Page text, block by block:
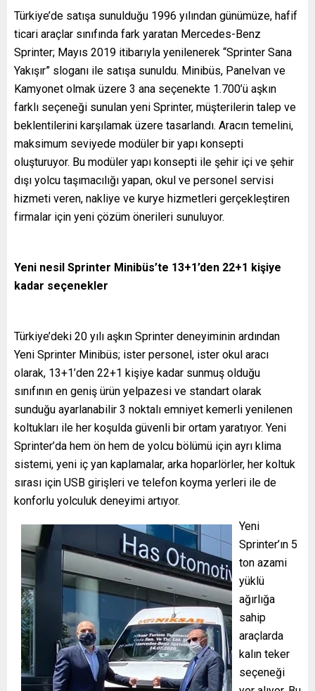
Türkiye’de satışa sunulduğu 1996 yılından günümüze, hafif
ticari araçlar sınıfında fark yaratan Mercedes-Benz
Sprinter; Mayıs 2019 itibarıyla yenilenerek “Sprinter Sana
Yakışır” sloganı ile satışa sunuldu. Minibüs, Panelvan ve
Kamyonet olmak üzere 3 ana seçenekte 1.700’ü aşkın
farklı seçeneği sunulan yeni Sprinter, müşterilerin talep ve
beklentilerini karşılamak üzere tasarlandı. Aracın temelini,
maksimum seviyede modüler bir yapı konsepti
oluşturuyor. Bu modüler yapı konsepti ile şehir içi ve şehir
dışı yolcu taşımacılığı yapan, okul ve personel servisi
hizmeti veren, nakliye ve kurye hizmetleri gerçekleştiren
firmalar için yeni çözüm önerileri sunuluyor.
Yeni nesil Sprinter Minibüs’te 13+1’den 22+1 kişiye
kadar seçenekler
Türkiye’deki 20 yılı aşkın Sprinter deneyiminin ardından
Yeni Sprinter Minibüs; ister personel, ister okul aracı
olarak, 13+1’den 22+1 kişiye kadar sunmuş olduğu
sınıfının en geniş ürün yelpazesi ve standart olarak
sunduğu ayarlanabilir 3 noktalı emniyet kemerli yenilenen
koltukları ile her koşulda güvenli bir ortam yaratıyor. Yeni
Sprinter’da hem ön hem de yolcu bölümü için ayrı klima
sistemi, yeni iç yan kaplamalar, arka hoparlörler, her koltuk
sırası için USB girişleri ve telefon koyma yerleri ile de
konforlu yolculuk deneyimi artıyor.
Yeni
Sprinter’ın 5
ton azami
yüklü
ağırlığa
sahip
araçlarda
kalın teker
seçeneği